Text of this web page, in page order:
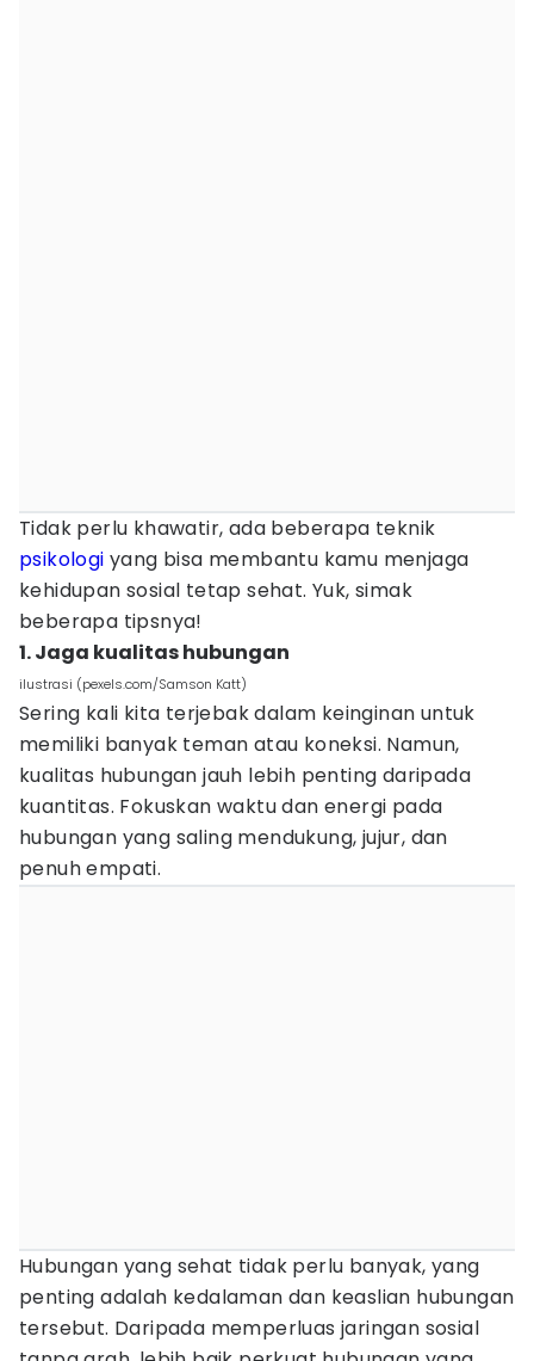
Tidak perlu khawatir, ada beberapa teknik
psikologi yang bisa membantu kamu menjaga
kehidupan sosial tetap sehat. Yuk, simak
beberapa tipsnya!
1. Jaga kualitas hubungan
ilustrasi (pexels.com/Samson Katt)
Sering kali kita terjebak dalam keinginan untuk
memiliki banyak teman atau koneksi. Namun,
kualitas hubungan jauh lebih penting daripada
kuantitas. Fokuskan waktu dan energi pada
hubungan yang saling mendukung, jujur, dan
penuh empati.
Hubungan yang sehat tidak perlu banyak, yang
penting adalah kedalaman dan keaslian hubungan
tersebut. Daripada memperluas jaringan sosial